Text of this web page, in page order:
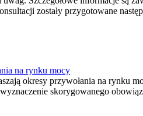
zostały przygotowane
na rynku mocy
okresy przywołania na
skorygowanego